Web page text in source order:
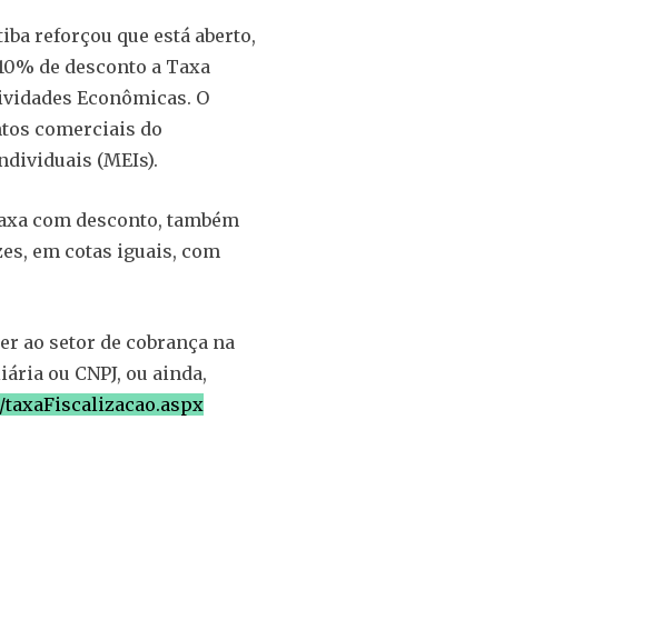
reforçou que está aberto,
de desconto a Taxa
Econômicas. O
comerciais do
(MEIs).
com desconto, também
em cotas iguais, com
ao setor de cobrança na
ou CNPJ, ou ainda,